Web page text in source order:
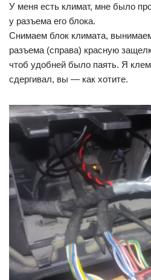
У меня есть климат, мне было
у разъема его блока.
Снимаем блок климата,
разъема (справа) красную
чтоб удобней было паять. Я
сдергивал, вы — как хотите.